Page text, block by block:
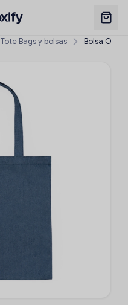
Tote Bags y bolsas Bolsa Orson